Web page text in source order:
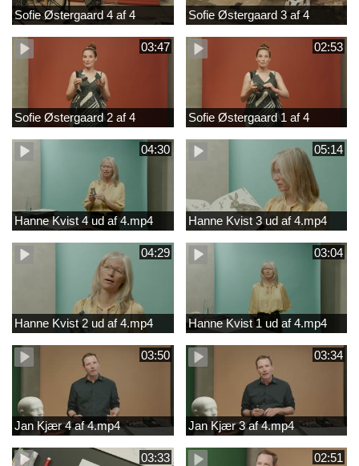
Sofie Østergaard 4 af 4 Sofie Østergaard 3 af 4
03:47
Sofie Østergaard 2 af 4
02:53
Sofie Østergaard 1 af 4
04:30
Hanne Kvist 4 ud af 4.mp4
05:14
Hanne Kvist 3 ud af 4.mp4
04:29
Hanne Kvist 2 ud af 4.mp4
03:04
Hanne Kvist 1 ud af 4.mp4
03:50
Jan Kjær 4 af 4.mp4
03:34
Jan Kjær 3 af 4.mp4
03:33 02:51